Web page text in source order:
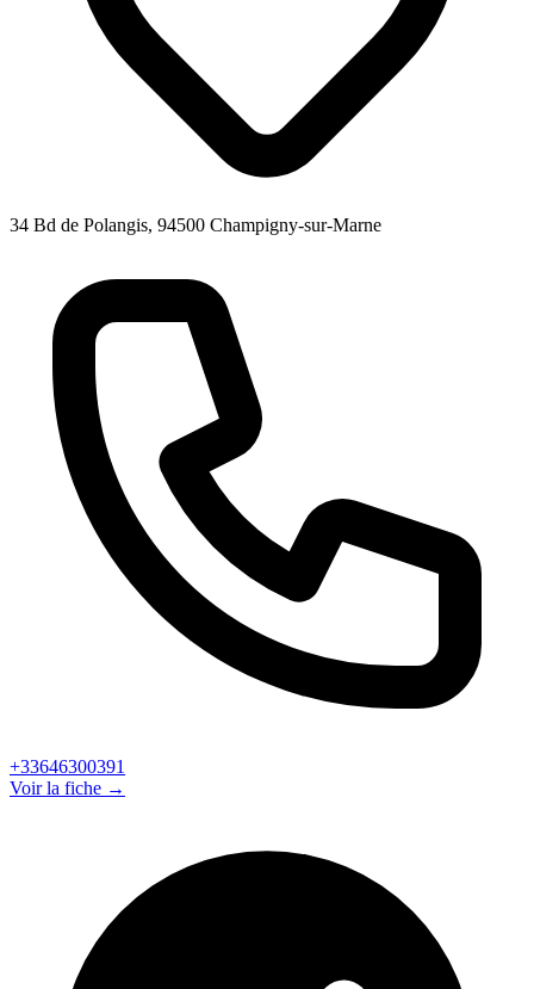
34 Bd de Polangis, 94500 Champigny-sur-Marne
+33646300391
Voir la fiche →